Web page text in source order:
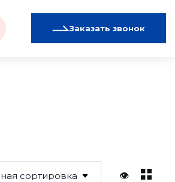
Заказать звонок
👁